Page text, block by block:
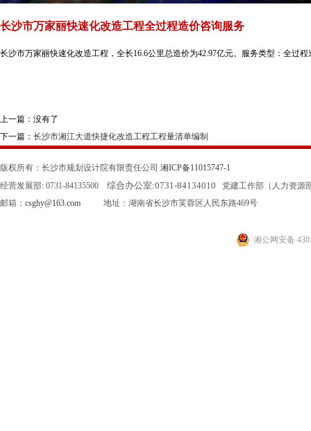
长沙市万家丽快速化改造工程全过程造价咨询服务
长沙市万家丽快速化改造工程，全长16.6公里总造价为42.97亿元。服务类型：全过
上一篇：没有了
下一篇： 长沙市湘江大道快捷化改造工程工程量清单编制
版权所有：长沙市规划设计院有限责任公司 湘ICP备11015747-1
经营发展部: 0731-84135500 综合办公室:0731-84134010
党建工作部（人力资源
邮箱： csghy@163.com 地址：湖南省长沙市芙蓉区人民东路469号
湘公网安备